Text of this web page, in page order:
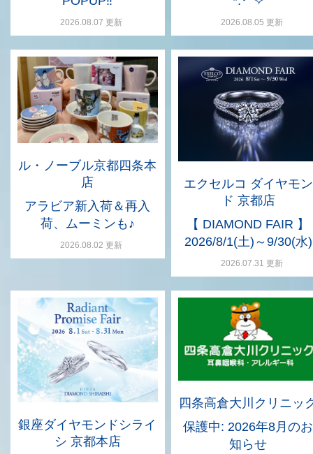
2026.08.07 更新 2026.08.05 更新
ル・ノーブル京都四条本
店
アラビア新入荷＆再入
荷、ムーミンも♪
2026.08.02 更新
エクセルコ ダイヤモン
ド 京都店
【 DIAMOND FAIR 】
2026/8/1(土)～9/30(水)
2026.07.31 更新
銀座ダイヤモンドシライ
シ 京都本店
四条高倉大川クリニッ
保護中: 2026年8月のお
知らせ